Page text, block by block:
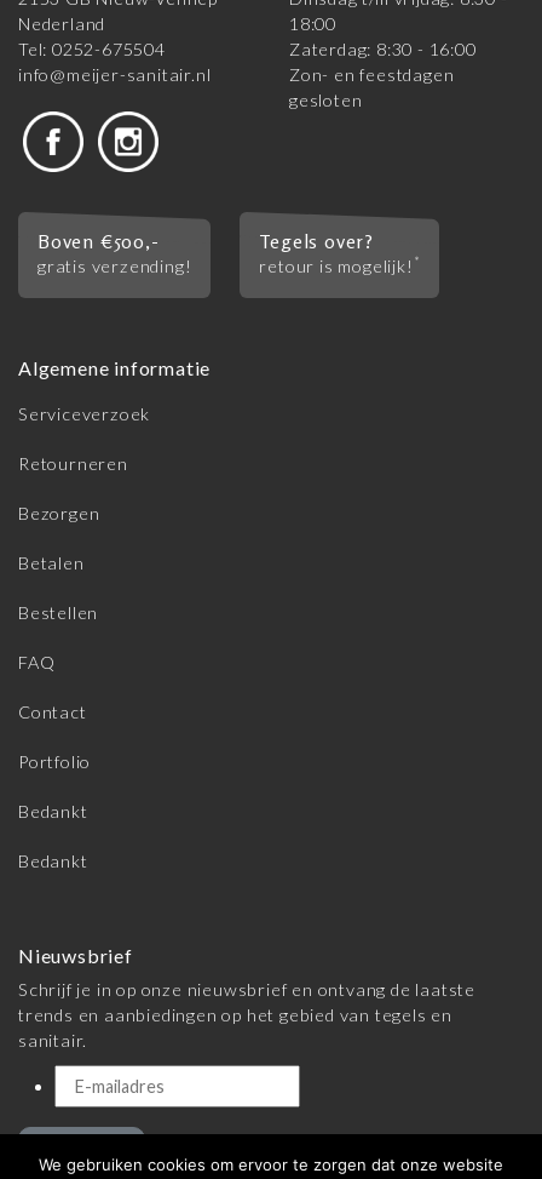
Nederland
Tel: 0252-675504
info@meijer-sanitair.nl
18:00
Zaterdag: 8:30 - 16:00
Zon- en feestdagen
gesloten
Boven €500,-
gratis verzending!
Tegels over?
retour is mogelijk! *
Algemene informatie
Serviceverzoek
Retourneren
Bezorgen
Betalen
Bestellen
FAQ
Contact
Portfolio
Bedankt
Bedankt
Nieuwsbrief
Schrijf je in op onze nieuwsbrief en ontvang de laatste
trends en aanbiedingen op het gebied van tegels en
sanitair.
We gebruiken cookies om ervoor te zorgen dat onze website